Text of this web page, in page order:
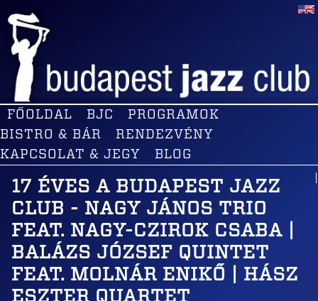
FŐOLDAL BJC
PROGRAMOK
BISTRO & BÁR
RENDEZVÉNY
KAPCSOLAT & JEGY
BLOG
17 ÉVES A BUDAPEST JAZZ
CLUB - NAGY JÁNOS TRIO
FEAT. NAGY-CZIROK CSABA |
BALÁZS JÓZSEF QUINTET
FEAT. MOLNÁR ENIKŐ | HÁSZ
ESZTER QUARTET